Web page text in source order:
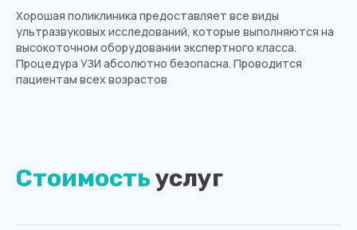
Хорошая поликлиника предоставляет все виды
ультразвуковых исследований, которые выполняются на
высокоточном оборудовании экспертного класса.
Процедура УЗИ абсолютно безопасна. Проводится
пациентам всех возрастов
Стоимостьуслуг